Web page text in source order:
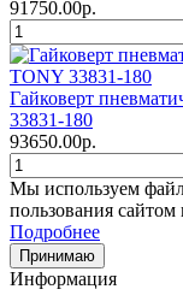
91750.00р.
Гайковерт
33831-180
93650.00р.
Мы используем
пользования
Подробнее
Принимаю
Информация